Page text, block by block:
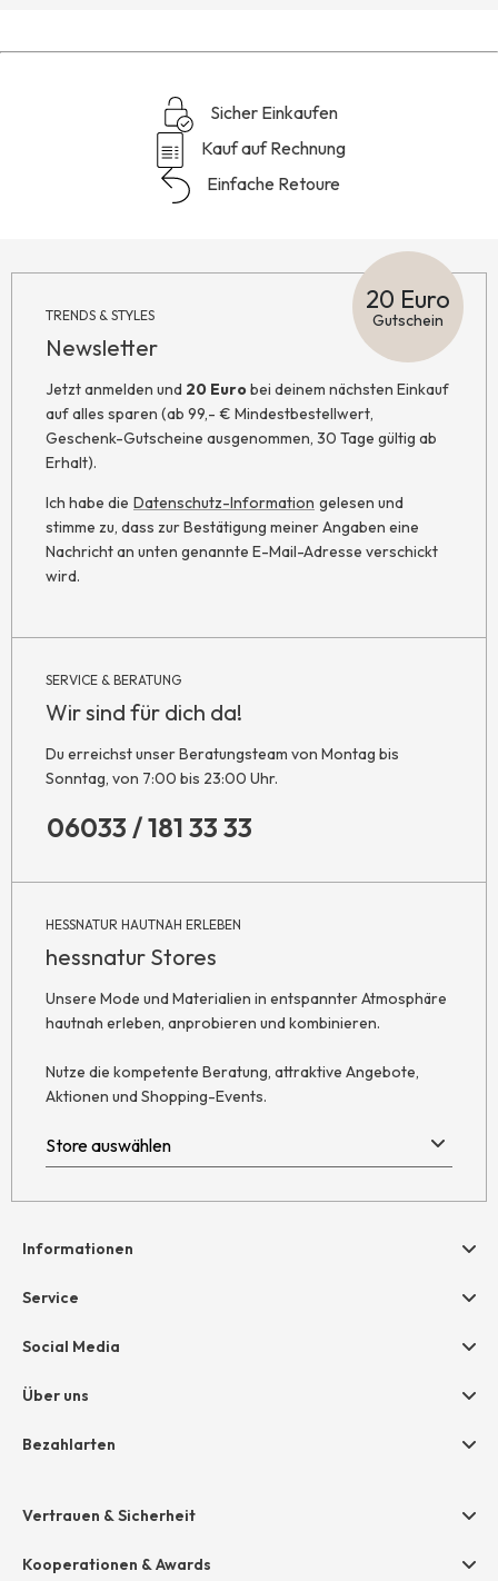
Sicher Einkaufen
Kauf auf Rechnung
Einfache Retoure
TRENDS & STYLES
Newsletter
20 Euro
Gutschein
Jetzt anmelden und 20 Eurobei deinem nächsten Einkauf
auf alles sparen (ab 99,- € Mindestbestellwert,
Geschenk-Gutscheine ausgenommen, 30 Tage gültig ab
Erhalt).
Ich habe die Datenschutz-Information gelesen und
stimme zu, dass zur Bestätigung meiner Angaben eine
Nachricht an unten genannte E-Mail-Adresse verschickt
wird.
SERVICE & BERATUNG
Wir sind für dich da!
Du erreichst unser Beratungsteam von Montag bis
Sonntag, von 7:00 bis 23:00 Uhr.
06033 / 181 33 33
HESSNATUR HAUTNAH ERLEBEN
hessnatur Stores
Unsere Mode und Materialien in entspannter Atmosphäre
hautnah erleben, anprobieren und kombinieren.
Nutze die kompetente Beratung, attraktive Angebote,
Aktionen und Shopping-Events.
Informationen
Hilfe & Kontakt
Retoure
AGB
Grounding Page
Service
Geschenkgutscheine
Größentabelle
Social Media
Über uns
Unternehmen
Bezahlarten
Amazon Pay
Vertrauen & Sicherheit
Kooperationen & Awards